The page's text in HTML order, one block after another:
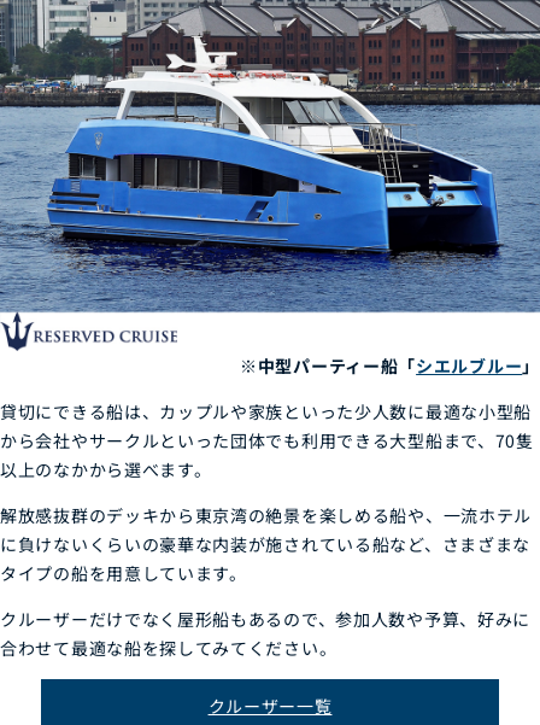
※中型パーティー船「シエルブルー」
貸切にできる船は、カップルや家族といった少人数に最適な小型船
から会社やサークルといった団体でも利用できる大型船まで、70隻
以上のなかから選べます。
解放感抜群のデッキから東京湾の絶景を楽しめる船や、一流ホテル
に負けないくらいの豪華な内装が施されている船など、さまざまな
タイプの船を用意しています。
クルーザーだけでなく屋形船もあるので、参加人数や予算、好みに
合わせて最適な船を探してみてください。
クルーザー一覧